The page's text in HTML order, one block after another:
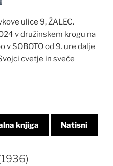
ulice 9, ŽALEC.
v družinskem krogu na
v SOBOTO od 9. ure dalje
cvetje in sveče
knjiga Natisni